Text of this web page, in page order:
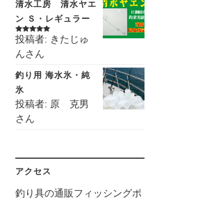
清水工房 清水ヤエ
ン Ｓ・レギュラー
5段階中5の
評価
投稿者: きたじゅ
んさん
釣り用 海水氷・純
氷
投稿者: 原 克男
さん
アクセス
釣り具の通販フィッシングポ